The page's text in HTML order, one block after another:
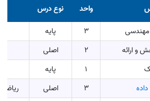
واحد
نوع درس
مهندسی
3
پایه
و ارائه
2
اصلی
1
پایه
3 اصلی